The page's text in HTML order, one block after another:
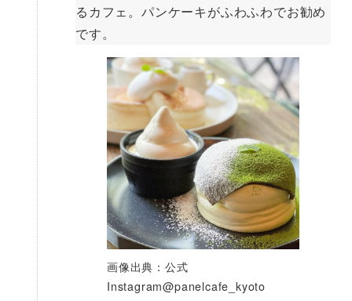
るカフェ。パンケーキがふわふわでお勧め
です。
画像出典：公式
Instagram@panelcafe_kyoto